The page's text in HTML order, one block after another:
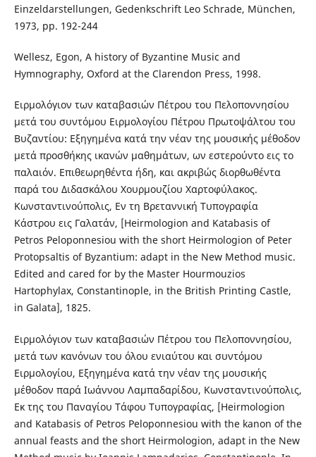
Einzeldarstellungen, Gedenkschrift Leo Schrade, München,
1973, pp. 192-244
Wellesz, Egon, A history of Byzantine Music and
Hymnography, Oxford at the Clarendon Press, 1998.
Ειρμολόγιον των καταβασιών Πέτρου του Πελοποννησίου
μετά του συντόμου Ειρμολογίου Πέτρου Πρωτοψάλτου του
Βυζαντίου: Εξηγημένα κατά την νέαν της μουσικής μέθοδον
μετά προσθήκης ικανών μαθημάτων, ων εστερούντο εις το
παλαιόν. Επιθεωρηθέντα ήδη, και ακριβώς διορθωθέντα
παρά του Διδασκάλου Χουρμουζίου Χαρτοφύλακος.
Κωνσταντινούπολις, Εν τη Βρεταννική Τυπογραφία
Κάστρου εις Γαλατάν, [Heirmologion and Katabasis of
Petros Peloponnesiou with the short Heirmologion of Peter
Protopsaltis of Byzantium: adapt in the New Method music.
Edited and cared for by the Master Hourmouzios
Hartophylax, Constantinople, in the British Printing Castle,
in Galata], 1825.
Ειρμολόγιον των καταβασιών Πέτρου του Πελοποννησίου,
μετά των κανόνων του όλου ενιαύτου και συντόμου
Ειρμολογίου, Εξηγημένα κατά την νέαν της μουσικής
μέθοδον παρά Ιωάννου Λαμπαδαρίδου, Κωνσταντινούπολις,
Εκ της του Παναγίου Τάφου Τυπογραφίας, [Heirmologion
and Katabasis of Petros Peloponnesiou with the kanon of the
annual feasts and the short Heirmologion, adapt in the New